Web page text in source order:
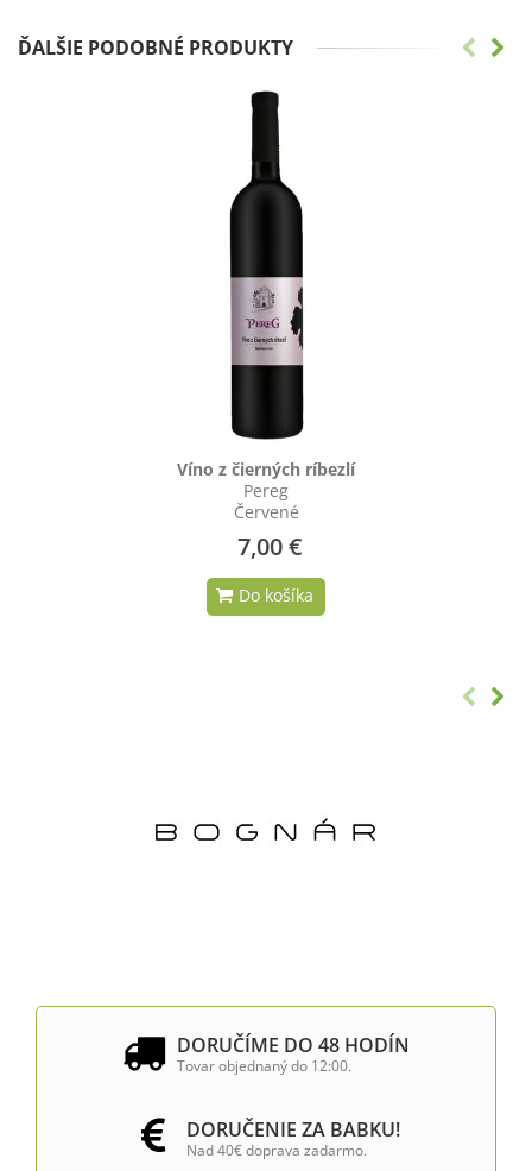
ĎALŠIE PODOBNÉ PRODUKTY
Víno z čierných ríbezlí
Pereg
Červené
7,00 €
DORUČÍME DO 48 HODÍN
Tovar objednaný do 12:00.
DORUČENIE ZA BABKU!
Nad 40€ doprava zadarmo.